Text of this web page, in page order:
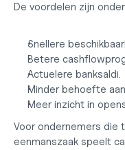
De voordelen zijn
Snellere
Betere
Actuelere banksaldi.
Minder behoefte
Meer inzicht in
Voor ondernemers die
eenmanszaak speelt